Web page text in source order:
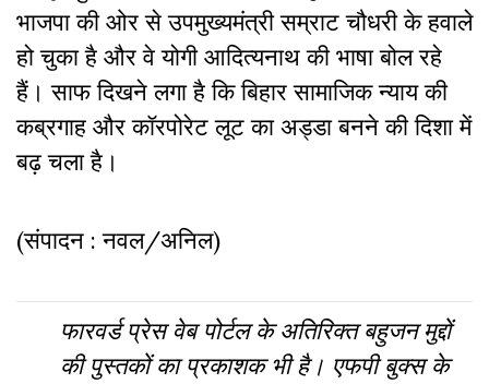
भाजपा की ओर से उपमुख्यमंत्री सम्राट चौधरी के हवाले
हो चुका है और वे योगी आदित्यनाथ की भाषा बोल रहे
हैं। साफ दिखने लगा है कि बिहार सामाजिक न्याय की
कब्रगाह और कॉरपोरेट लूट का अड्डा बनने की दिशा में
बढ़ चला है।
(संपादन : नवल/अनिल)
फारवर्ड प्रेस वेब पोर्टल के अतिरिक्‍त बहुजन मुद्दों
की पुस्‍तकों का प्रकाशक भी है। एफपी बुक्‍स के